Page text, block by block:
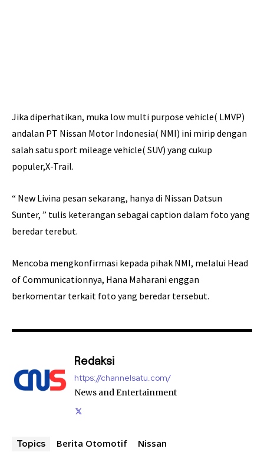
Jika diperhatikan, muka low multi purpose vehicle( LMVP)
andalan PT Nissan Motor Indonesia( NMI) ini mirip dengan
salah satu sport mileage vehicle( SUV) yang cukup
populer,X-Trail.
“ New Livina pesan sekarang, hanya di Nissan Datsun
Sunter, ” tulis keterangan sebagai caption dalam foto yang
beredar terebut.
Mencoba mengkonfirmasi kepada pihak NMI, melalui Head
of Communicationnya, Hana Maharani enggan
berkomentar terkait foto yang beredar tersebut.
Redaksi
https://channelsatu.com/
News and Entertainment
Topics Berita Otomotif Nissan